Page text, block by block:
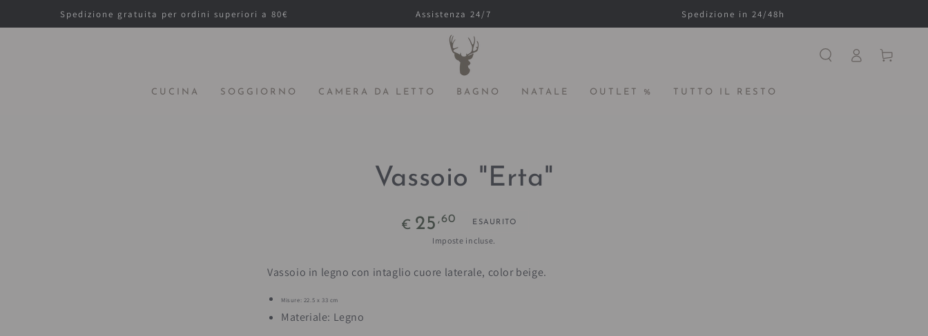
PASSA AL
CONTENUTOSpedizione gratuita per ordini superiori a 80€ Assistenza 24/7 Spedizione in 24/48h
CUCINA SOGGIORNO CAMERA DA LETTO BAGNO NATALE OUTLET % TUTTO IL RESTO
Accesso Carello
SUL PRODOTTOVassoio "Erta"
Prezzo
regolare
€ 25 ,60 ESAURITO
Imposte incluse.
Vassoio in legno con intaglio cuore laterale, color beige.
Misure: 22.5 x 33 cm
Materiale: Legno